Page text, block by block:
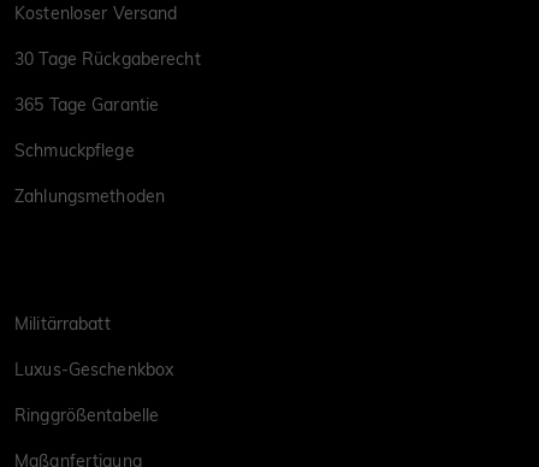
Kostenloser Versand
30 Tage Rückgaberecht
365 Tage Garantie
Schmuckpflege
Zahlungsmethoden
Militärrabatt
Luxus-Geschenkbox
Ringgrößentabelle
Maßanfertigung